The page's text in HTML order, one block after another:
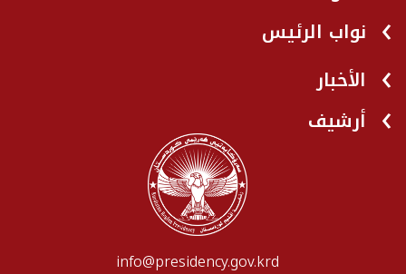
نواب الرئيس
الأخبار
أرشيف
info@presidency.gov.krd